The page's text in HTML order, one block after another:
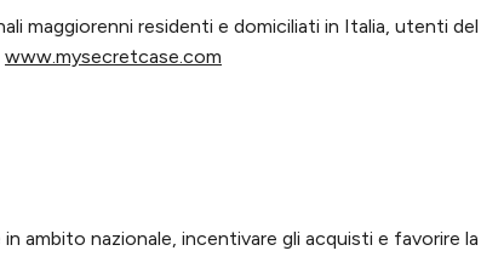
maggiorenni residenti e domiciliati in Italia, utenti del
www.mysecretcase.com
ambito nazionale, incentivare gli acquisti e favorire la